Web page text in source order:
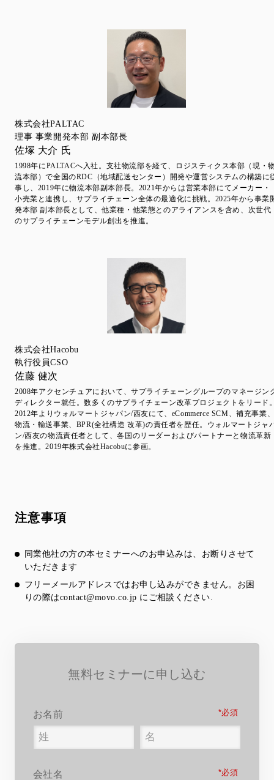
株式会社PALTAC
理事 事業開発本部 副本部長
佐塚 大介 氏
1998年にPALTACへ入社。支社物流部を経て、ロジスティクス本部（現・
流本部）で全国のRDC（地域配送センター）開発や運営システムの構築に
事し、2019年に物流本部副本部長。2021年からは営業本部にてメーカー・
小売業と連携し、サプライチェーン全体の最適化に挑戦。2025年から事業
発本部 副本部長として、他業種・他業態とのアライアンスを含め、次世代
のサプライチェーンモデル創出を推進。
株式会社Hacobu
執行役員CSO
佐藤 健次
2008年アクセンチュアにおいて、サプライチェーングループのマネージン
ディレクター就任。数多くのサプライチェーン改革プロジェクトをリード
2012年よりウォルマートジャパン/⻄友にて、eCommerce SCM、補充事業
物流・輸送事業、BPR(全社構造 改革)の責任者を歴任。ウォルマートジャ
ン/⻄友の物流責任者として、各国のリーダーおよびパートナーと物流革新
を推進。2019年株式会社Hacobuに参画。
注意事項
同業他社の方の本セミナーへのお申込みは、お断りさせて
いただきます
フリーメールアドレスではお申し込みができません。お困
りの際はcontact@movo.co.jp にご相談ください.
無料セミナーに申し込む
お名前 *
*
会社名